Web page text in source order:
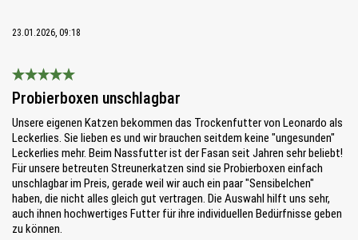
23.01.2026, 09:18
Bewertung mit 5 von 5 Sternen
Probierboxen unschlagbar
Unsere eigenen Katzen bekommen das Trockenfutter von Leonardo als
Leckerlies. Sie lieben es und wir brauchen seitdem keine "ungesunden"
Leckerlies mehr. Beim Nassfutter ist der Fasan seit Jahren sehr beliebt!
Für unsere betreuten Streunerkatzen sind sie Probierboxen einfach
unschlagbar im Preis, gerade weil wir auch ein paar "Sensibelchen"
haben, die nicht alles gleich gut vertragen. Die Auswahl hilft uns sehr,
auch ihnen hochwertiges Futter für ihre individuellen Bedürfnisse geben
zu können.